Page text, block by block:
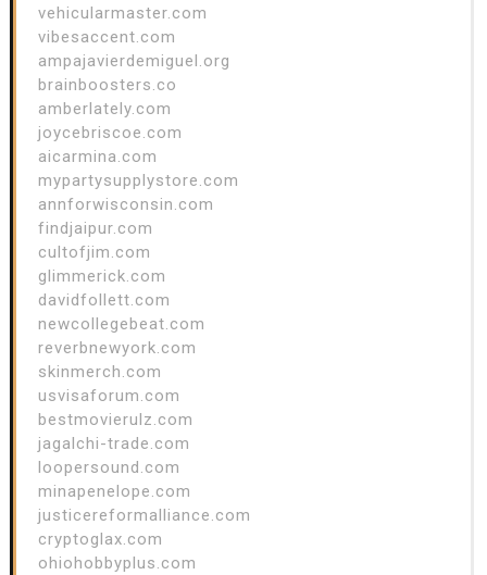
vehicularmaster.com
vibesaccent.com
ampajavierdemiguel.org
brainboosters.co
amberlately.com
joycebriscoe.com
aicarmina.com
mypartysupplystore.com
annforwisconsin.com
findjaipur.com
cultofjim.com
glimmerick.com
davidfollett.com
newcollegebeat.com
reverbnewyork.com
skinmerch.com
usvisaforum.com
bestmovierulz.com
jagalchi-trade.com
loopersound.com
minapenelope.com
justicereformalliance.com
cryptoglax.com
ohiohobbyplus.com